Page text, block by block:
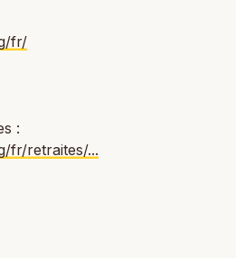
fr/
:
fr/retraites/...